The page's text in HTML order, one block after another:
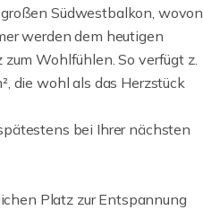
Südwestbalkon, wovon
werden dem heutigen
Wohlfühlen. So verfügt z.
die wohl als das Herzstück
bei Ihrer nächsten
Platz zur Entspannung